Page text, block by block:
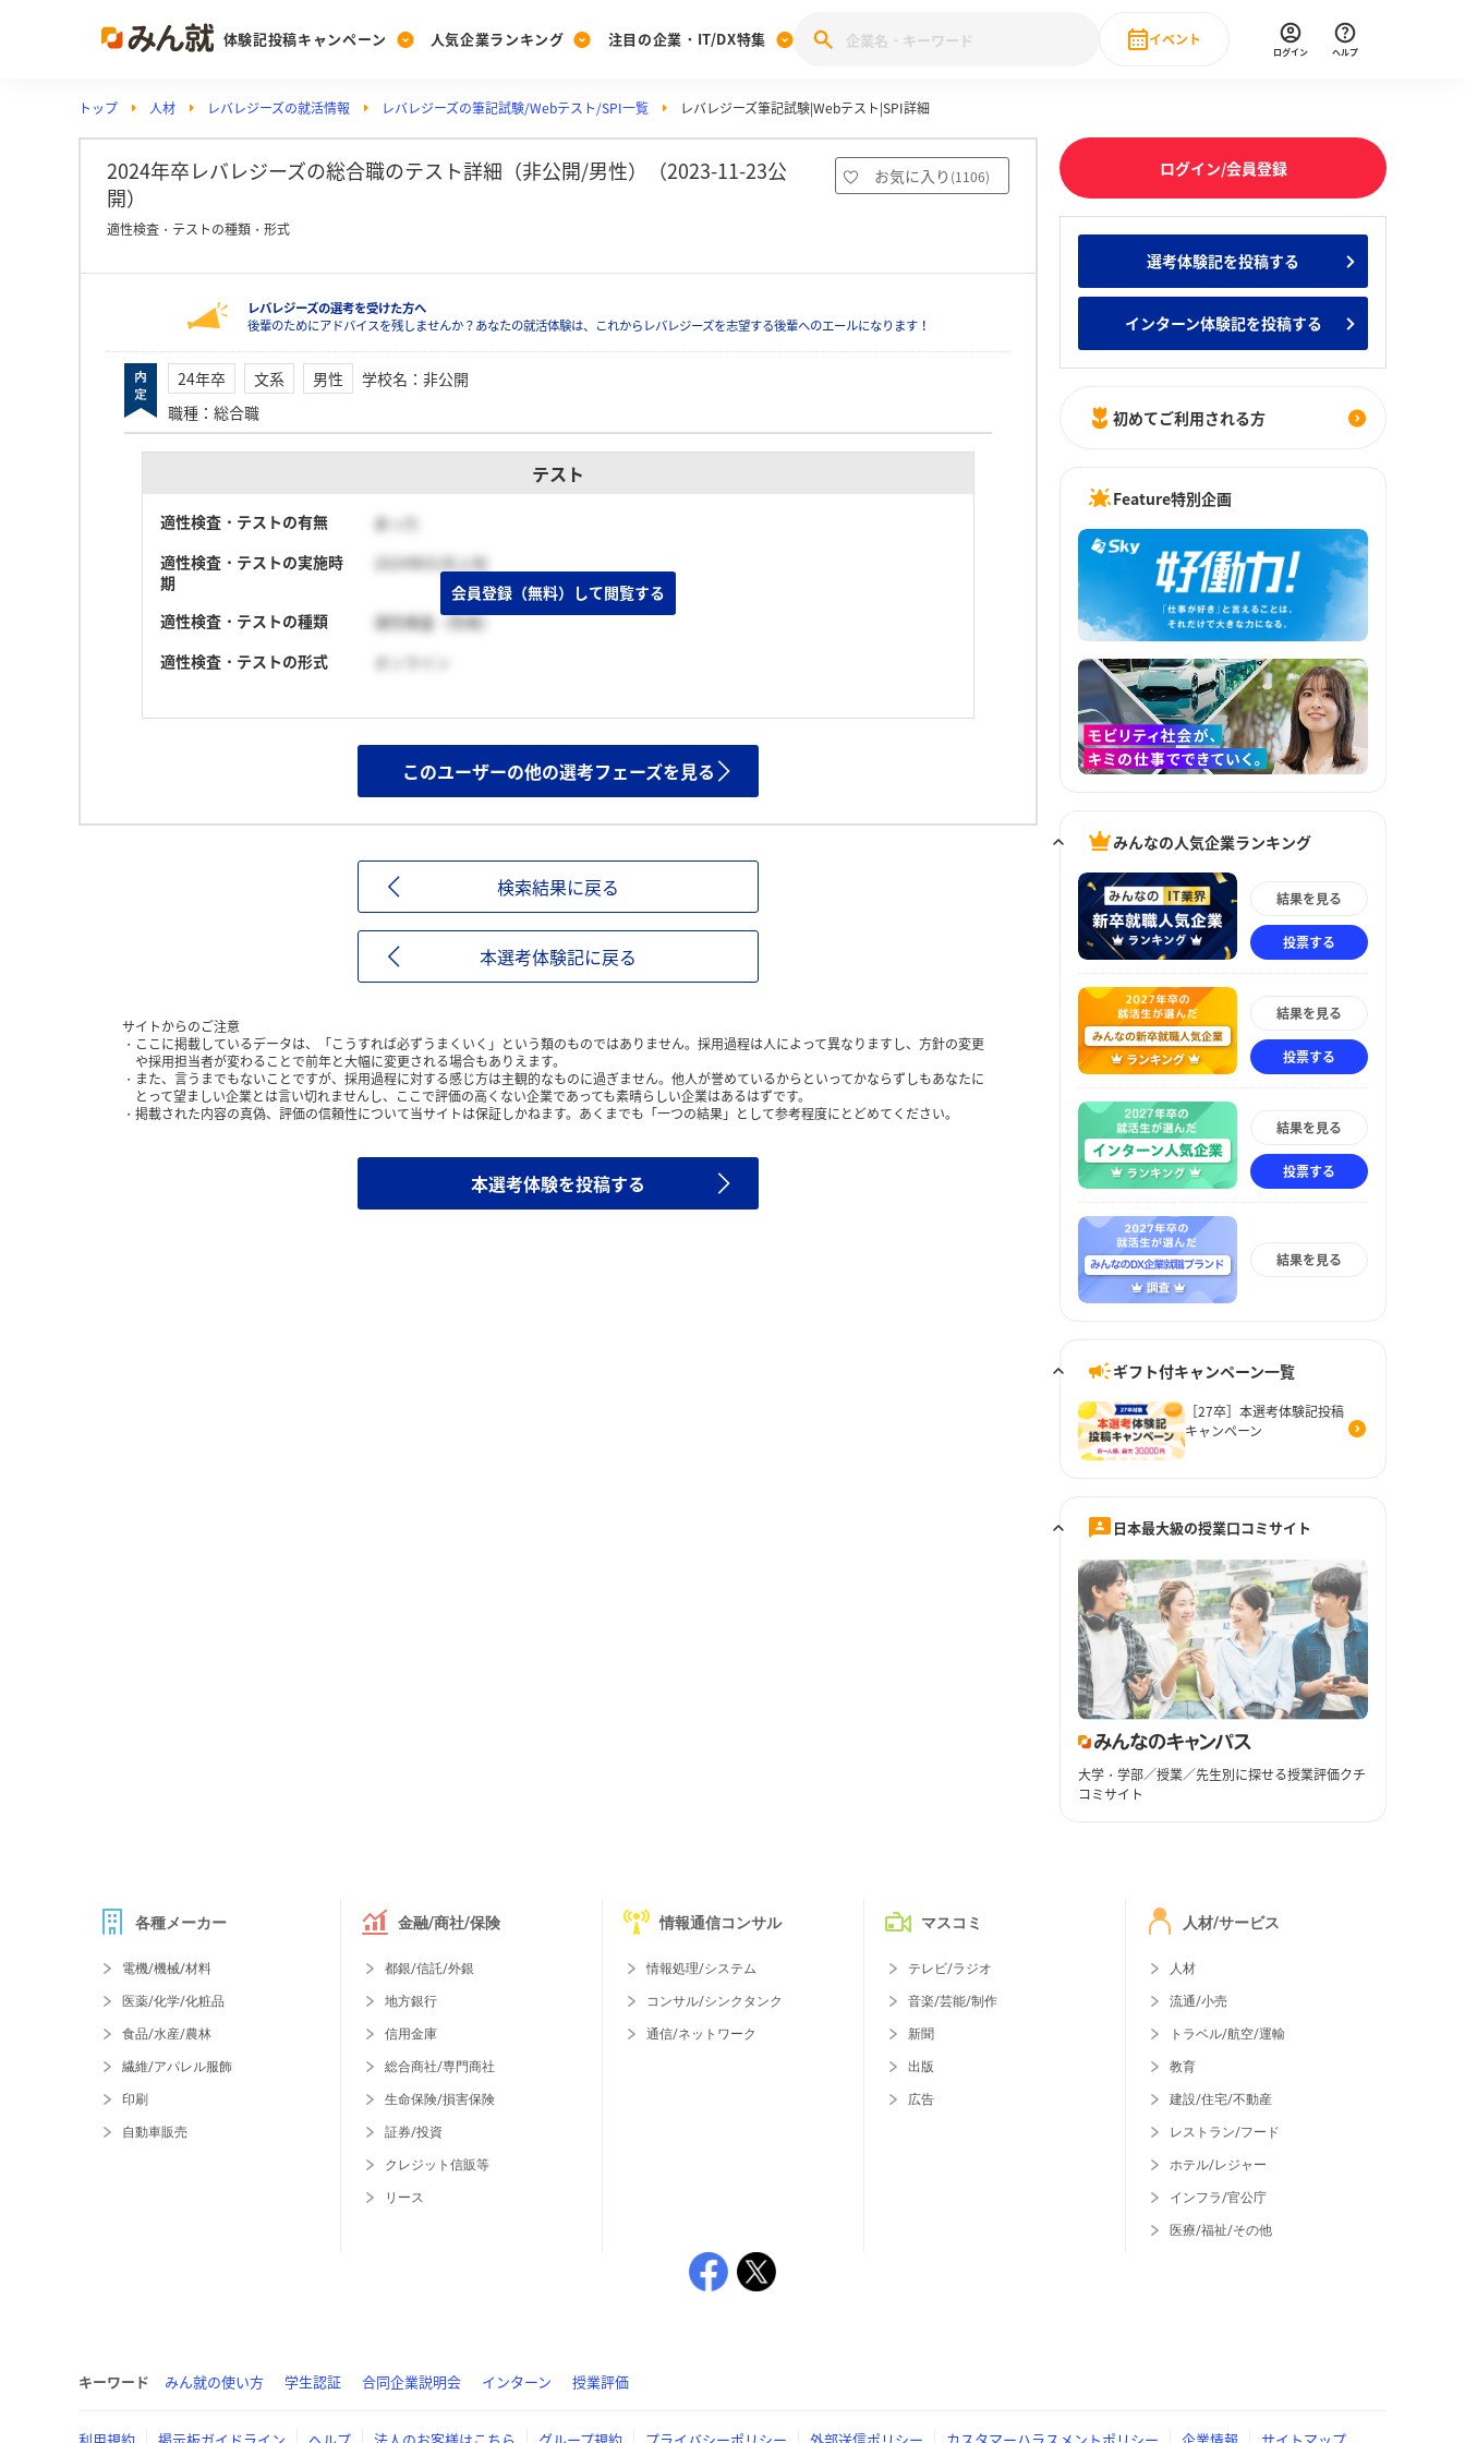
体験記投稿キャンペーン
Post
投稿する
[27卒] 本選考体験記投稿キャンペーン
人気企業ランキング
Ranking
ランキングを見る
みんなのDX企業就職ブランド調査
みんなの新卒就職人気企業ランキング みんなのインターン人気企業ランキ
注目の企業・IT/DX特集
PickUp
注目の企業特集
注目の企業特集
28卒 IT・DX現場社員インタビュー
動画で知ろう！業界・企業研究
イベント
直近のイベント一覧
ログイン ヘルプ
トップ 人材 レバレジーズの就活情報 レバレジーズの筆記試験/Webテスト/SPI一覧 レバレジーズ筆記試験|Webテスト|SPI詳細
2024年卒レバレジーズの総合職のテスト詳細（非公開/男性）（2023-11-23公
開）
お気に入り (1106)
適性検査・テストの種類・形式
レバレジーズの選考を受けた方へ
後輩のためにアドバイスを残しませんか？あなたの就活体験は、これからレバレジーズを志望する後輩へのエールになります！
24年卒 文系 男性 学校名 ： 非公開
職種 ： 総合職
テスト
適性検査・テストの有無
あった
適性検査・テストの実施時
期
2024年01月上旬
適性検査・テストの種類
適性検査（性格）
適性検査・テストの形式
オンライン
会員登録（無料）して閲覧する
このユーザーの他の選考フェーズを見る
検索結果に戻る
本選考体験記に戻る
サイトからのご注意
ここに掲載しているデータは、「こうすれば必ずうまくいく」という類のものではありません。採用過程は人によって異なりますし、方針の変更
や採用担当者が変わることで前年と大幅に変更される場合もありえます。
また、言うまでもないことですが、採用過程に対する感じ方は主観的なものに過ぎません。他人が誉めているからといってかならずしもあなたに
とって望ましい企業とは言い切れませんし、ここで評価の高くない企業であっても素晴らしい企業はあるはずです。
掲載された内容の真偽、評価の信頼性について当サイトは保証しかねます。あくまでも「一つの結果」として参考程度にとどめてください。
本選考体験を投稿する
ログイン/会員登録
選考体験記を投稿する
インターン体験記を投稿する
初めてご利用される方
Feature特別企画
みんなの人気企業ランキング
結果を見る
投票する
結果を見る
投票する
結果を見る
投票する
結果を見る
ギフト付キャンペーン一覧
［27卒］本選考体験記投稿
キャンペーン
日本最大級の授業口コミサイト
大学・学部／授業／先生別に探せる授業評価クチ
コミサイト
各種メーカー
電機/機械/材料
医薬/化学/化粧品
食品/水産/農林
繊維/アパレル服飾
印刷
自動車販売
金融/商社/保険
都銀/信託/外銀
地方銀行
信用金庫
総合商社/専門商社
生命保険/損害保険
証券/投資
クレジット信販等
リース
情報通信コンサル
情報処理/システム
コンサル/シンクタンク
通信/ネットワーク
マスコミ
テレビ/ラジオ
音楽/芸能/制作
新聞
出版
広告
人材/サービス
人材
流通/小売
トラベル/航空/運輸
教育
建設/住宅/不動産
レストラン/フード
ホテル/レジャー
インフラ/官公庁
医療/福祉/その他
キーワード みん就の使い方 学生認証 合同企業説明会 インターン 授業評価